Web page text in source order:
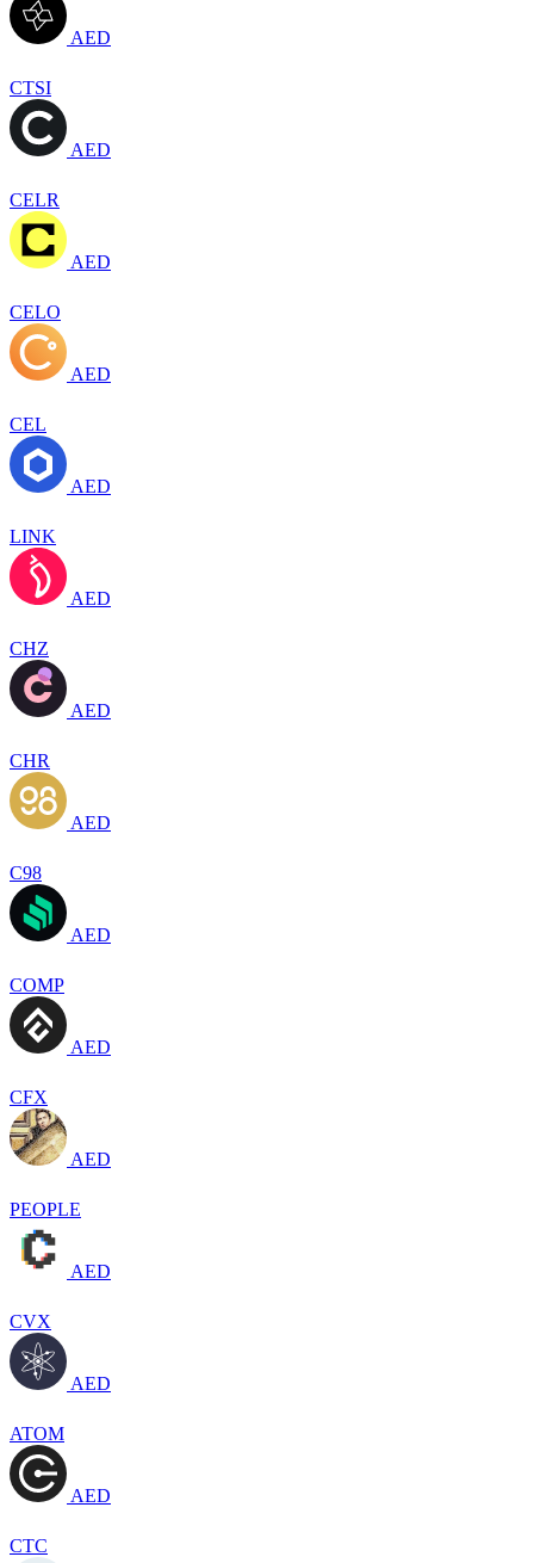
AED
CTSI
AED
CELR
AED
CELO
AED
CEL
AED
LINK
AED
CHZ
AED
CHR
AED
C98
AED
COMP
AED
CFX
AED
PEOPLE
AED
CVX
AED
ATOM
AED
CTC